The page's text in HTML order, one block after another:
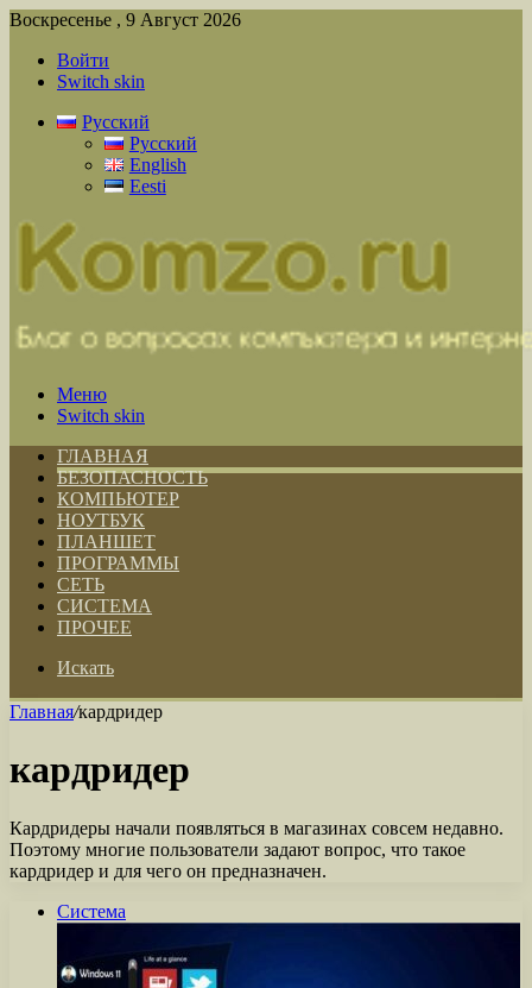
Воскресенье , 9 Август 2026
Войти
Switch skin
Русский
Русский
English
Eesti
Меню
Switch skin
ГЛАВНАЯ
БЕЗОПАСНОСТЬ
КОМПЬЮТЕР
НОУТБУК
ПЛАНШЕТ
ПРОГРАММЫ
СЕТЬ
СИСТЕМА
ПРОЧЕЕ
Искать
Главная/кардридер
кардридер
Кардридеры начали появляться в магазинах совсем недавно.
Поэтому многие пользователи задают вопрос, что такое
кардридер и для чего он предназначен.
Система